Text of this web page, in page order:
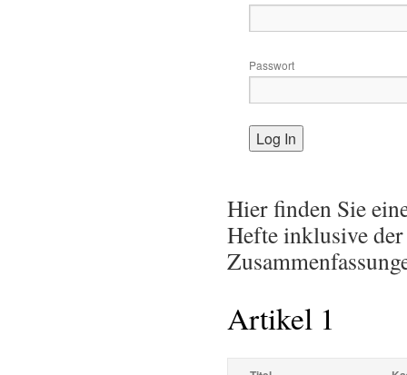
Passwort
Hier finden Sie
Hefte inklusive
Artikel 1